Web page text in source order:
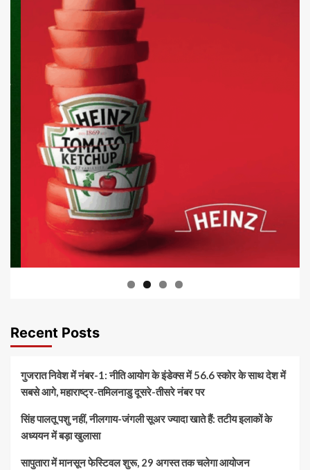
Recent Posts
गुजरात निवेश में नंबर-1: नीति आयोग के इंडेक्स में 56.6 स्कोर के साथ देश में
सबसे आगे, महाराष्ट्र-तमिलनाडु दूसरे-तीसरे नंबर पर
सिंह पालतू पशु नहीं, नीलगाय-जंगली सूअर ज्यादा खाते हैं: तटीय इलाकों के
अध्ययन में बड़ा खुलासा
सापुतारा में मानसून फेस्टिवल शुरू, 29 अगस्त तक चलेगा आयोजन